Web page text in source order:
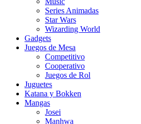
Series Animadas
Star Wars
Wizarding World
Gadgets
Juegos de Mesa
Competitivo
Cooperativo
Juegos de Rol
Juguetes
Katana y Bokken
Mangas
Josei
Manhwa